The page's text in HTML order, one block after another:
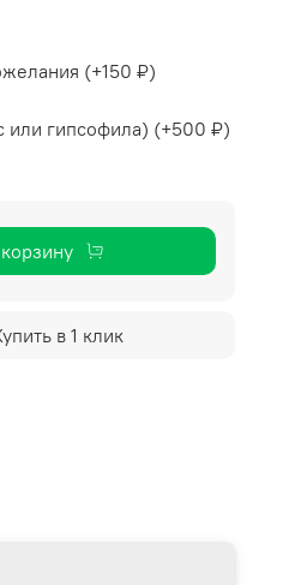
(+150 ₽)
или гипсофила) (+500 ₽)
в 1 клик